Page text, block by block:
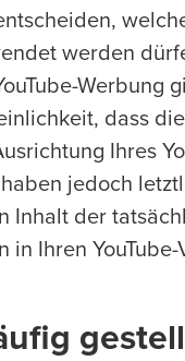
werden
Werbung
dass
Ihres
jedoch
Inhalt der
in Ihren YouTube-